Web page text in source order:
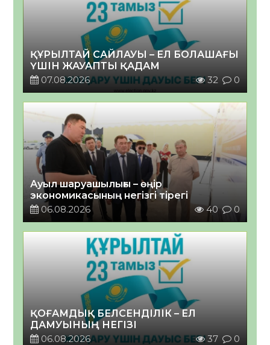
ҚҰРЫЛТАЙ САЙЛАУЫ – ЕЛ БОЛАШАҒЫ
ҮШІН ЖАУАПТЫ ҚАДАМ
07.08.2026
32 0
Ауыл шаруашылығы – өңір
экономикасының негізгі тірегі
06.08.2026
40 0
ҚОҒАМДЫҚ БЕЛСЕНДІЛІК – ЕЛ
ДАМУЫНЫҢ НЕГІЗІ
06.08.2026
37 0